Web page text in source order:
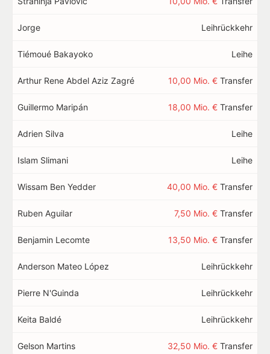
Jorge Leihrückkehr
Tiémoué Bakayoko Leihe
Arthur Rene Abdel Aziz Zagré 10,00 Mio. € Transfer
Guillermo Maripán 18,00 Mio. € Transfer
Adrien Silva Leihe
Islam Slimani Leihe
Wissam Ben Yedder 40,00 Mio. € Transfer
Ruben Aguilar 7,50 Mio. € Transfer
Benjamin Lecomte 13,50 Mio. € Transfer
Anderson Mateo López Leihrückkehr
Pierre N'Guinda Leihrückkehr
Keita Baldé Leihrückkehr
Gelson Martins 32,50 Mio. € Transfer